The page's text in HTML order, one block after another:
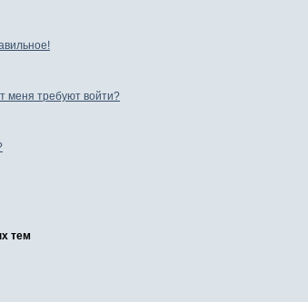
меня требуют войти?
тем